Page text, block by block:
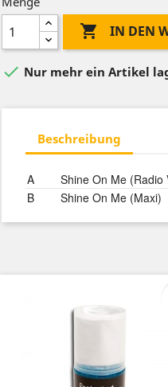
 IN DEN
 Nur mehr ein Artikel
Beschreibung
A
Shine On Me (Radio
B
Shine On Me (Maxi)